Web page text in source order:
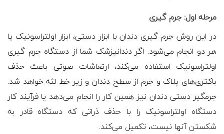
مرحله اول: جرم گیری
در این روش جرم گیری دندان با ابزار دستی، ابزار اولتراسونیک یا
هر دو انجام می‌شود. اگر دندانپزشک شما از دستگاه جرم گیری
اولتراسونیک استفاده می‌کند، ارتعاشات صوتی باعث حذف
باکتری‌های پلاک و جرم از سطح دندان و زیر خط لثه خواهد شد.
جرمگیر دستی دندان نیز همین کار را انجام می‌دهد یا فرآیند کار
دستگاه اولتراسونیک را با حذف ذراتی که دستگاه قادر به
شکستن آنها نیست، تکمیل می‌کند.